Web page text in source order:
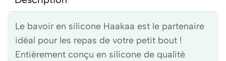
Le bavoir en silicone Haakaa est le partenaire
idéal pour les repas de votre petit bout !
Entièrement conçu en silicone de qualité